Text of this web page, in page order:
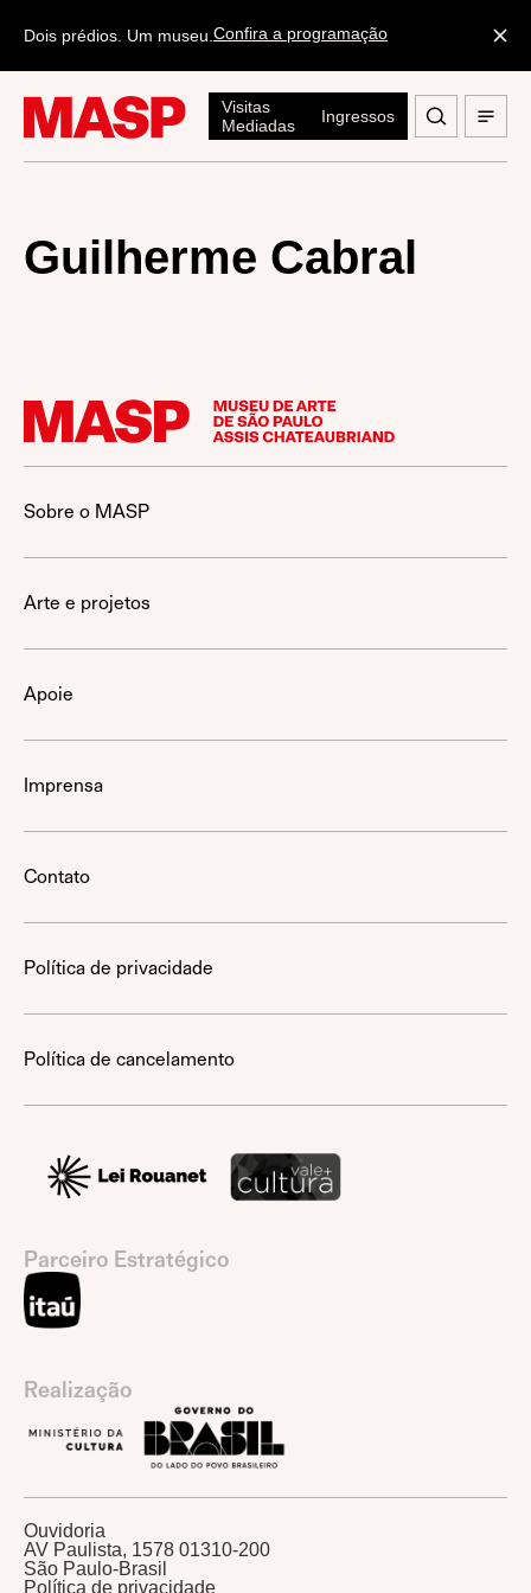
Dois prédios. Um museu. Confira a programação
Visitas
Mediadas
Ingressos
Guilherme Cabral
Sobre o MASP
Arte e projetos
Apoie
Imprensa
Contato
Política de privacidade
Política de cancelamento
Parceiro Estratégico
Realização
Ouvidoria
AV Paulista, 1578 01310-200
São Paulo-Brasil
Política de privacidade